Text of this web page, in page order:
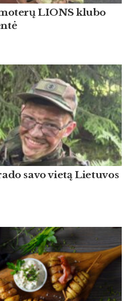
LIONS klu­bo
sa­vo vietą Lie­tu­vos